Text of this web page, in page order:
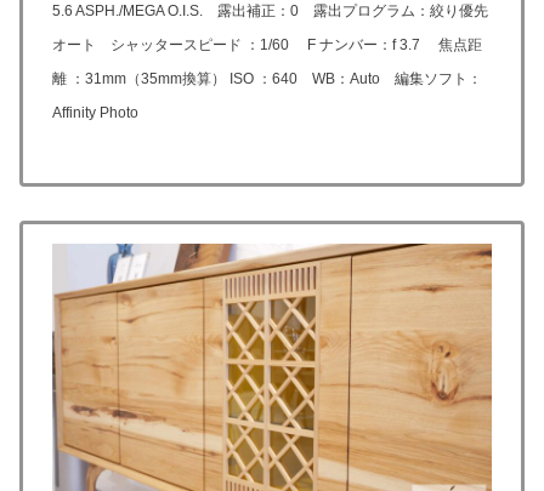
5.6 ASPH./MEGA O.I.S. 露出補正：0 露出プログラム：絞り優先
オート シャッタースピード ：1/60 F ナンバー：f 3.7 焦点距
離 ：31mm（35mm換算） ISO ：640 WB：Auto 編集ソフト：
Affinity Photo